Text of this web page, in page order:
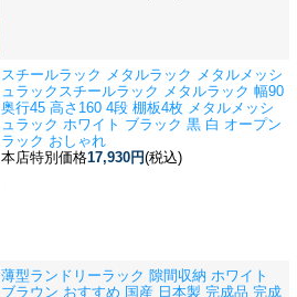
スチールラック メタルラック メタルメッシ
ュラック スチールラック メタルラック 幅90
奥行45 高さ160 4段 棚板4枚 メタルメッシ
ュラック ホワイト ブラック 黒 白 オープン
ラック おしゃれ
本店特別価格17,930円(税込)
薄型ランドリーラック 隙間収納 ホワイト
ブラウン おすすめ 国産 日本製 完成品 完成